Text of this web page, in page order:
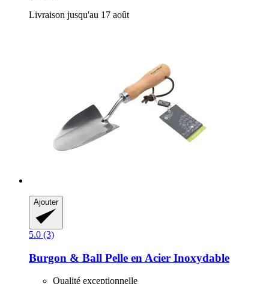
Livraison jusqu'au 17 août
Ajouter
5.0 (3)
Burgon & Ball Pelle en Acier Inoxydable
Qualité exceptionnelle